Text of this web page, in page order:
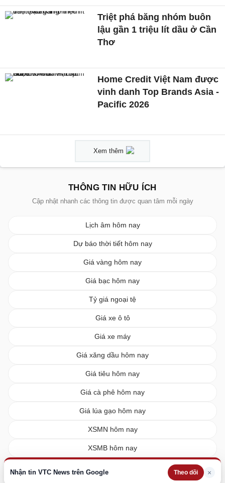
Nhận tin VTC News trên Google Theo dõi ×
Triệt phá băng nhóm buôn
lậu gần 1 triệu lít dầu ở Cần
Thơ
Home Credit Việt Nam được
vinh danh Top Brands Asia -
Pacific 2026
Xem thêm
THÔNG TIN HỮU ÍCH
Cập nhật nhanh các thông tin được quan tâm mỗi ngày
Lịch âm hôm nay
Dự báo thời tiết hôm nay
Giá vàng hôm nay
Giá bạc hôm nay
Tỷ giá ngoại tệ
Giá xe ô tô
Giá xe máy
Giá xăng dầu hôm nay
Giá tiêu hôm nay
Giá cà phê hôm nay
Giá lúa gạo hôm nay
XSMN hôm nay
XSMB hôm nay